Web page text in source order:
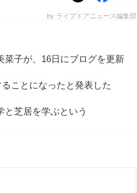
by ライブドアニュース編集部
菜子が、16日にブログを更新
ことになったと発表した
芝居を学ぶという